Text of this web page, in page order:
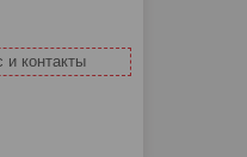
и контакты